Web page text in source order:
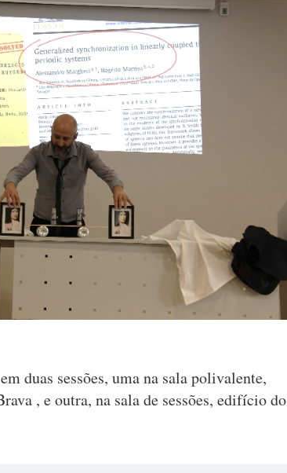
duas sessões, uma na sala polivalente,
, e outra, na sala de sessões, edifício do